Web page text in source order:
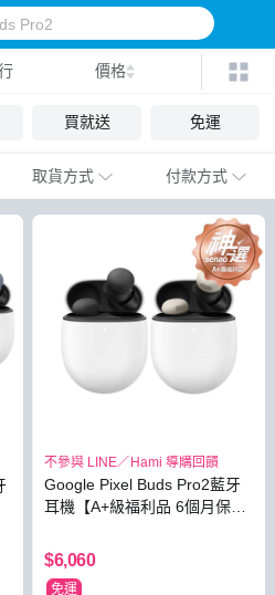
價格
買就送 免運
取貨方式 付款方式
不參與 LINE／Hami 導購回饋
Google Pixel Buds Pro2藍牙
耳機【A+級福利品 6個月保
$6,060
免運